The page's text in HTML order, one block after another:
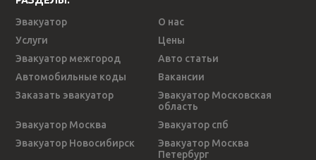
Эвакуатор
О нас
Услуги
Цены
Эвакуатор межгород
Авто статьи
Автомобильные коды
Вакансии
Заказать эвакуатор
Эвакуатор Московская
область
Эвакуатор Москва
Эвакуатор спб
Эвакуатор Новосибирск
Эвакуатор Москва
Петербург